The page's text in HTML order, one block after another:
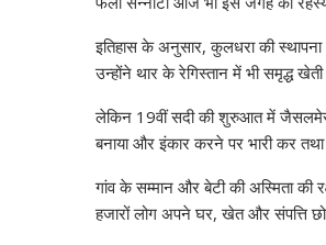
m
n
r
e
s
t
t
p
c
h
a
t
p
y
L
i
n
k
h
a
r
e
इतिहास के अनुसार, कुलधरा की स्थापना
उन्होंने थार के रेगिस्तान में भी समृद्ध
लेकिन 19वीं सदी की शुरुआत में जैसलमेर
बनाया और इंकार करने पर भारी कर
गांव के सम्मान और बेटी की अस्मिता
हजारों लोग अपने घर, खेत और संपत्ति